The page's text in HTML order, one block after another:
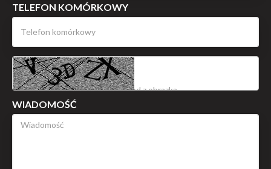
TELEFON KOMÓRKOWY
WIADOMOŚĆ